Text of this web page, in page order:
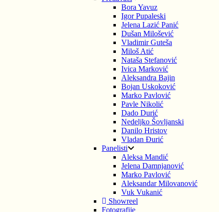
Bora Yavuz
Igor Pupaleski
Jelena Lazić Panić
Dušan Milošević
Vladimir Guteša
Miloš Atić
Nataša Stefanović
Ivica Marković
Aleksandra Bajin
Bojan Uskoković
Marko Pavlović
Pavle Nikolić
Dado Durić
Nedeljko Šovljanski
Danilo Hristov
Vladan Đurić
Panelisti
Aleksa Mandić
Jelena Damnjanović
Marko Pavlović
Aleksandar Milovanović
Vuk Vukanić
Showreel
Fotografije